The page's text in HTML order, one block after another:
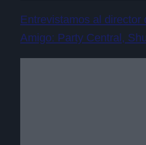
Entrevistamos al director
Amigo: Party Central,